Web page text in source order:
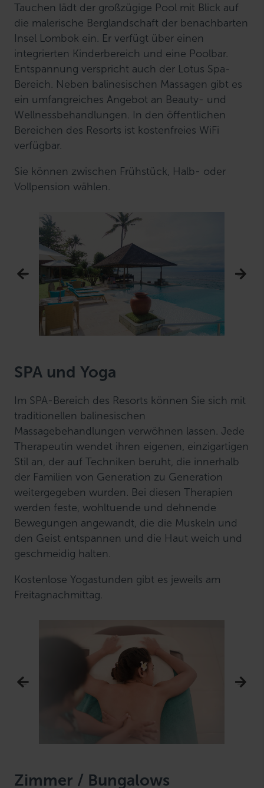
Tauchen lädt der großzügige Pool mit Blick auf
die malerische Berglandschaft der benachbarten
Insel Lombok ein. Er verfügt über einen
integrierten Kinderbereich und eine Poolbar.
Entspannung verspricht auch der Lotus Spa-
Bereich. Neben balinesischen Massagen gibt es
ein umfangreiches Angebot an Beauty- und
Wellnessbehandlungen. In den öffentlichen
Bereichen des Resorts ist kostenfreies WiFi
verfügbar.
Sie können zwischen Frühstück, Halb- oder
Vollpension wählen.
SPA und Yoga
Im SPA-Bereich des Resorts können Sie sich mit
traditionellen balinesischen
Massagebehandlungen verwöhnen lassen. Jede
Therapeutin wendet ihren eigenen, einzigartigen
Stil an, der auf Techniken beruht, die innerhalb
der Familien von Generation zu Generation
weitergegeben wurden. Bei diesen Therapien
werden feste, wohltuende und dehnende
Bewegungen angewandt, die die Muskeln und
den Geist entspannen und die Haut weich und
geschmeidig halten.
Kostenlose Yogastunden gibt es jeweils am
Freitagnachmittag.
Zimmer / Bungalows